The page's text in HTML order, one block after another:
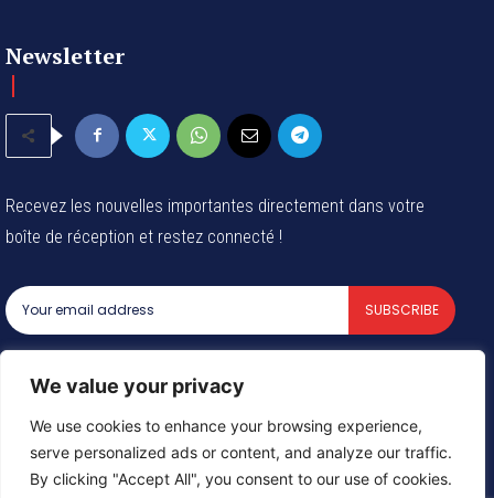
We value your privacy
We use cookies to enhance your browsing experience,
serve personalized ads or content, and analyze our traffic.
By clicking "Accept All", you consent to our use of cookies.
Newsletter
Recevez les nouvelles importantes directement dans votre
boîte de réception et restez connecté !
SUBSCRIBE
© 2024 Tous les droits reservés - Groupe Afrique54 SARL